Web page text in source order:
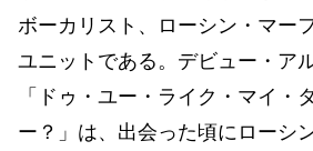
ボーカリスト、ローシン・マー
ユニットである。デビュー・ア
「ドゥ・ユー・ライク・マイ・
ー？」は、出会った頃にローシ